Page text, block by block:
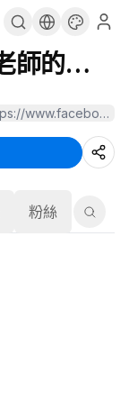
NewAgeLA 查老師的賽斯小小電台
粉絲